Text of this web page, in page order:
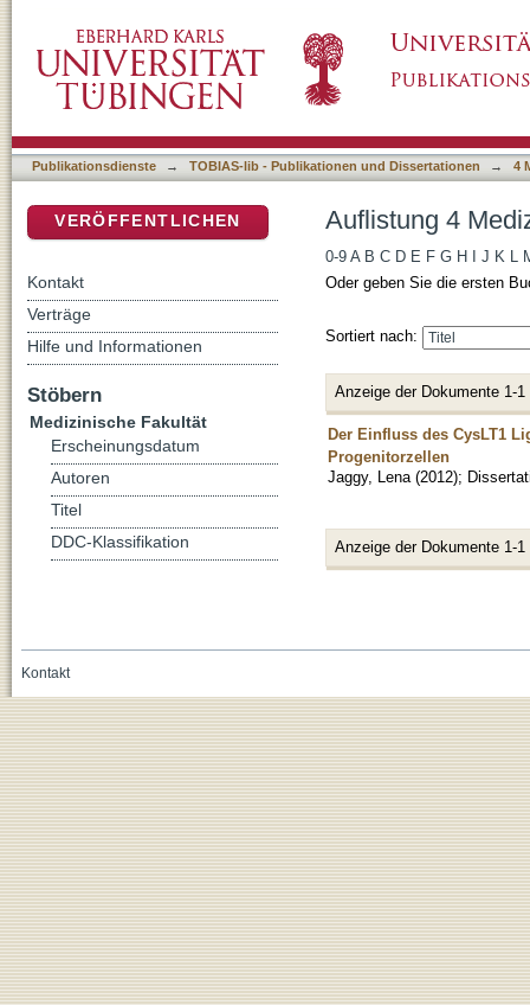
Publikationsdienste → TOBIAS-lib - Publikationen und Dissertationen → 4
Auflistung 4
0-9 A B C D E F G H J K L
Oder geben Sie die ersten
Sortiert nach:
Anzeige der Dokumente 1-1
Der Einfluss des CysLT1
Progenitorzellen
Jaggy, Lena (2012);
Anzeige der Dokumente 1-1
VERÖFFENTLICHEN
Kontakt
Verträge
Hilfe und Informationen
Stöbern
Medizinische Fakultät
Erscheinungsdatum
Autoren
Titel
DDC-Klassifikation
Kontakt